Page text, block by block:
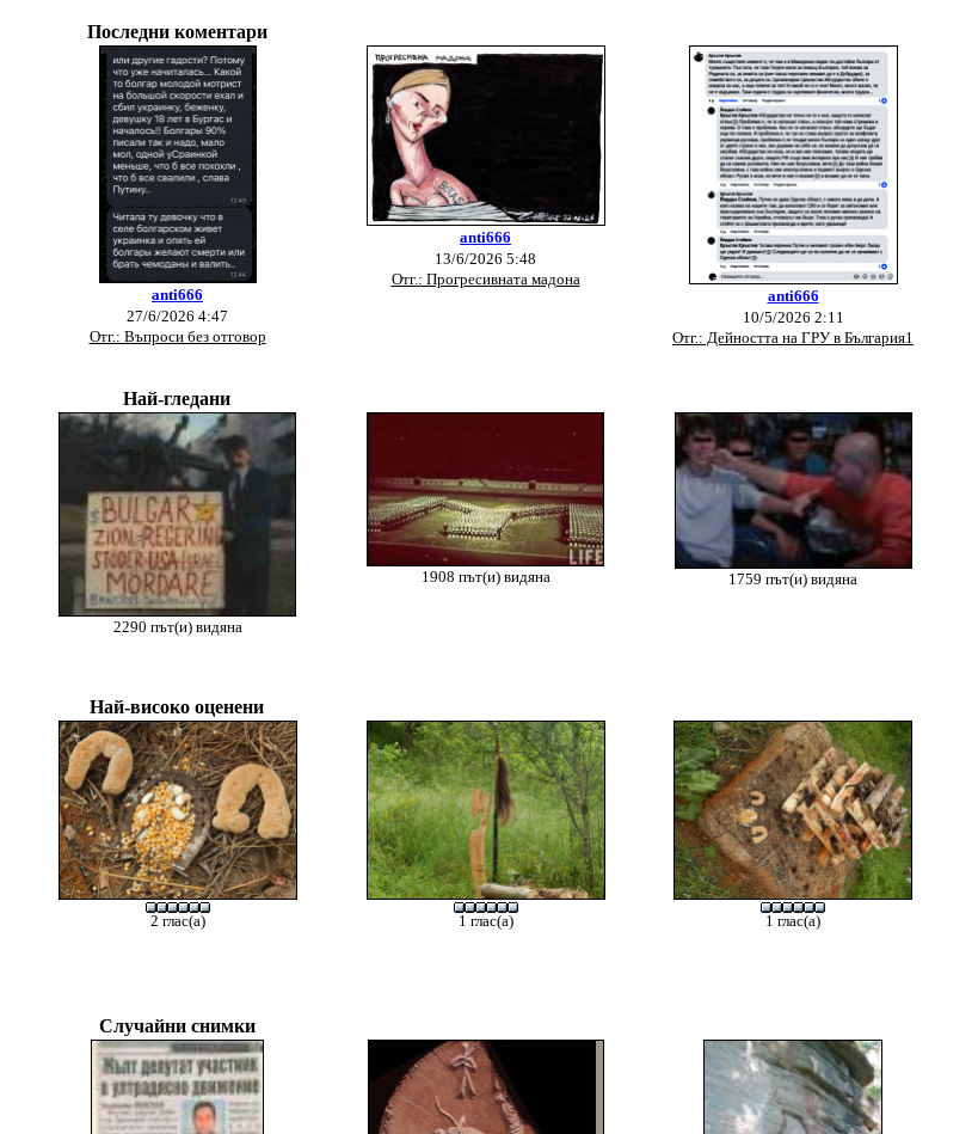
Последни коментари
anti666
27/6/2026 4:47
Отг.: Въпроси без отговор
anti666
13/6/2026 5:48
Отг.: Прогресивната мадона
anti666
10/5/2026 2:11
Отг.: Дейността на ГРУ в България1
Най-гледани
2290 път(и) видяна
1908 път(и) видяна 1759 път(и) видяна
Най-високо оценени
2 глас(а) 1 глас(а) 1 глас(а)
Случайни снимки